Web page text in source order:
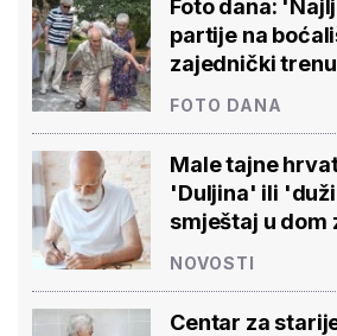
Foto dana:
partije na
zajednički
FOTO DANA
Male tajne
'Duljina' ili
smještaj u dom
NOVOSTI
Centar za